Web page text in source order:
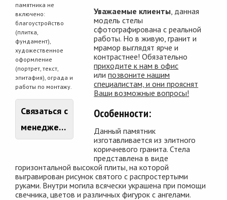
памятника не
включено:
благоустройство
(плитка,
фундамент),
художественное
оформление
(портрет, текст,
эпитафия), ограда и
работы по монтажу.
Связаться с
менеджером
Уважаемые клиенты , данная
модель стелы
сфотографирована с реальной
работы. Но в живую, гранит и
мрамор выглядят ярче и
контрастнее! Обязательно
приходите к нам в офис
илипозвоните нашим
специалистам, и они прояснят
Ваши возможные вопросы!
Особенности:
Данный памятник
изготавливается из элитного
коричневого гранита. Стела
представлена в виде
горизонтальной высокой плиты, на которой
выгравирован рисунок святого с распростертыми
руками. Внутри могила всячески украшена при помощи
свечника, цветов и различных фигурок с ангелами.